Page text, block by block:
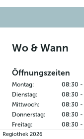
Wo & Wann
Öffnungszeiten
Montag: 08:30 -
Dienstag: 08:30 -
Mittwoch: 08:30 -
Donnerstag: 08:30 -
Freitag: 08:30 -
Samstag:
Regiothek2026